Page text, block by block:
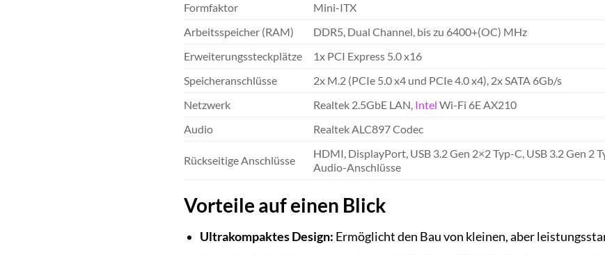
Formfaktor
Mini-ITX
Arbeitsspeicher (RAM)
DDR5, Dual Channel, bis zu 6400+(OC) MHz
Erweiterungssteckplätze
1x PCI Express 5.0 x16
Speicheranschlüsse
2x M.2 (PCIe 5.0 x4 und PCIe 4.0 x4), 2x SATA 6Gb/s
Netzwerk
Realtek 2.5GbE LAN, Intel Wi-Fi 6E AX210
Audio
Realtek ALC897 Codec
Rückseitige Anschlüsse
HDMI, DisplayPort, USB 3.2 Gen 2×2 Typ-C, USB 3.2 Gen 2
Audio-Anschlüsse
Vorteile auf einen Blick
Ultrakompaktes Design: Ermöglicht den Bau von kleinen, aber